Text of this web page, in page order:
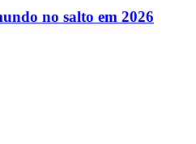
no salto em 2026